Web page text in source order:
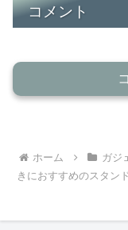
コメント
ホーム ガジ
きにおすすめのスタン